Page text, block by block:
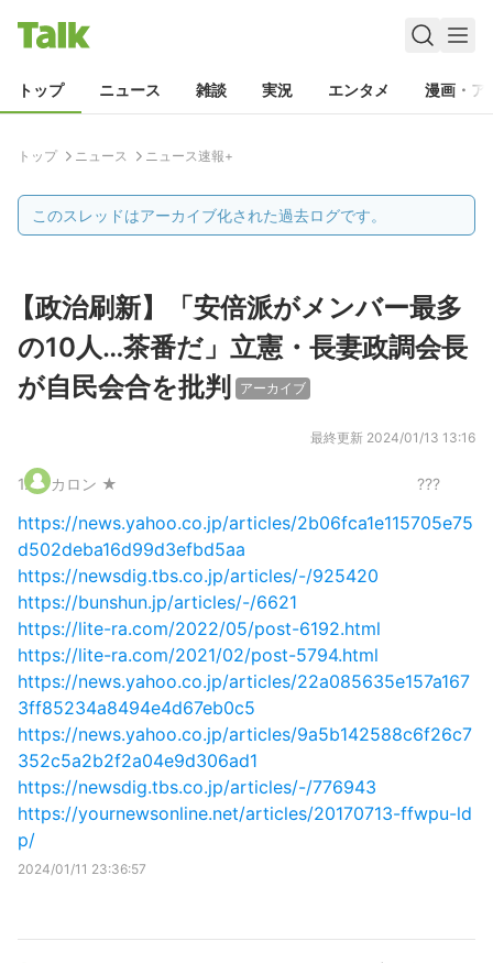
トップ ニュース 雑談 実況 エンタメ 漫画・ア
トップ ニュース ニュース速報+
このスレッドはアーカイブ化された過去ログです。
【政治刷新】「安倍派がメンバー最多
の10人…茶番だ」立憲・長妻政調会長
が自民会合を批判
アーカイブ
最終更新 2024/01/13 13:16
1. カロン ★ ???
https://news.yahoo.co.jp/articles/2b06fca1e115705e75
d502deba16d99d3efbd5aa
https://newsdig.tbs.co.jp/articles/-/925420
https://bunshun.jp/articles/-/6621
https://lite-ra.com/2022/05/post-6192.html
https://lite-ra.com/2021/02/post-5794.html
https://news.yahoo.co.jp/articles/22a085635e157a167
3ff85234a8494e4d67eb0c5
https://news.yahoo.co.jp/articles/9a5b142588c6f26c7
352c5a2b2f2a04e9d306ad1
https://newsdig.tbs.co.jp/articles/-/776943
https://yournewsonline.net/articles/20170713-ffwpu-ld
p/
2024/01/11 23:36:57